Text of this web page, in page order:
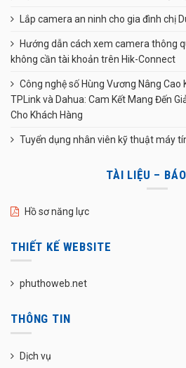
Lắp camera an ninh cho gia đình chị
Hướng dẫn cách xem camera thông
không cần tài khoản trên Hik-Connect
Công nghệ số Hùng Vương Nâng Cao
TPLink và Dahua: Cam Kết Mang Đến
Cho Khách Hàng
Tuyển dụng nhân viên kỹ thuật máy
TÀI LIỆU –
Hồ sơ năng lực
THIẾT KẾ WEBSITE
phuthoweb.net
THÔNG TIN
Dịch vụ